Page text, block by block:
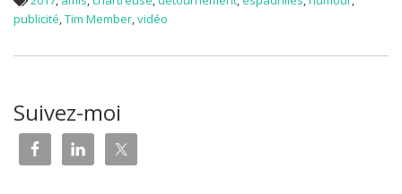
publicité,Tim Member,vidéo
Suivez-moi